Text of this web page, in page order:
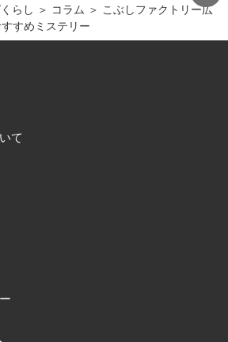
らし ＞ コラム ＞ こぶしファクトリー広
すめミステリー
て